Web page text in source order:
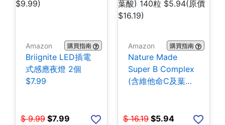
Amazon 購買指南
Briignite LED插電
式感應夜燈 2個
$7.99
$ 9.99 $7.99
Amazon 購買指南
Nature Made
Super B Complex
(含維他命C及葉酸)
$ 16.19 $5.94